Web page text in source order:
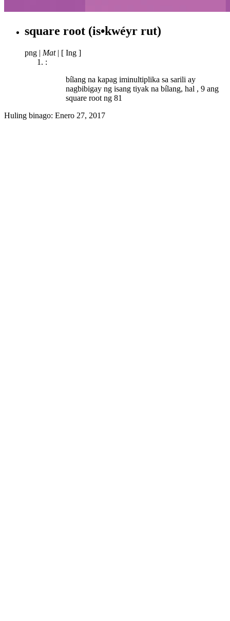
square root (is•kwéyr rut)
png | Mat | [ Ing ]
:
bílang na kapag iminultiplika sa sarili ay
nagbibigay ng isang tiyak na bílang, hal , 9 ang
square root ng 81
Huling binago: Enero 27, 2017